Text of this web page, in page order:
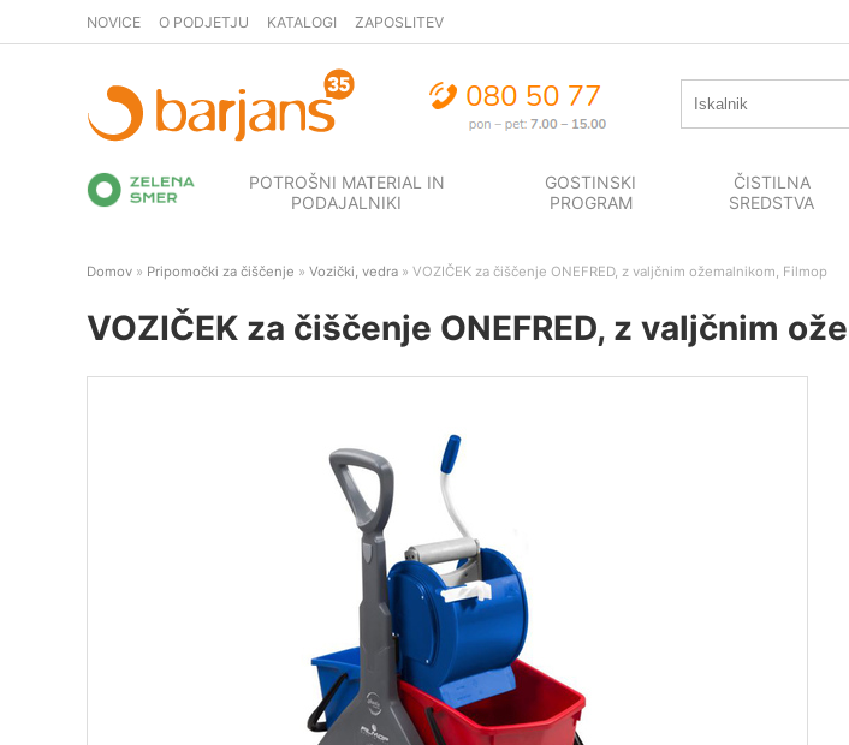
NOVICE O PODJETJU KATALOGI ZAPOSLITEV
POTROŠNI MATERIAL IN
PODAJALNIKI
GOSTINSKI
PROGRAM
ČISTILNA
SREDSTVA
Domov » Pripomočki za čiščenje » Vozički, vedra » VOZIČEK za čiščenje ONEFRED, z valjčnim ožemalnikom, Filmop
VOZIČEK za čiščenje ONEFRED, z valjčnim